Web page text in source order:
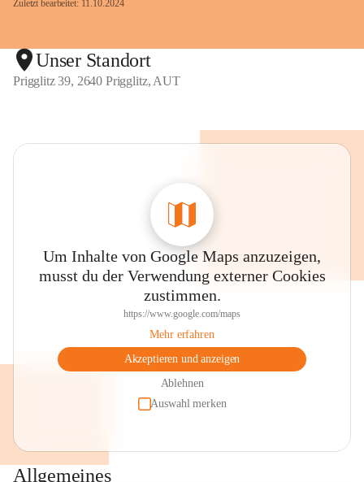
Zuletzt bearbeitet: 11.10.2024
Unser Standort
Prigglitz 39, 2640 Prigglitz, AUT
Um Inhalte von Google Maps anzuzeigen,
musst du der Verwendung externer Cookies
zustimmen.
https://www.google.com/maps
Mehr erfahren
Akzeptieren und anzeigen
Ablehnen
Auswahl merken
Allgemeines